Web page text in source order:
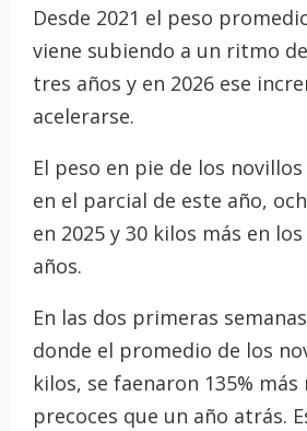
Desde 2021 el peso
viene subiendo a un ritmo
tres años y en 2026 ese
acelerarse.
El peso en pie de los
en el parcial de este año,
en 2025 y 30 kilos más en
años.
En las dos primeras
donde el promedio de los
kilos, se faenaron 135% más
precoces que un año atrás.